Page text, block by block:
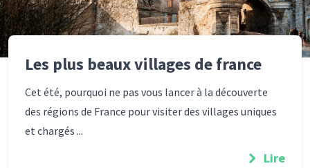
Les plus beaux villages de france
Cet été, pourquoi ne pas vous lancer à la découverte
des régions de France pour visiter des villages uniques
et chargés ...
Lire